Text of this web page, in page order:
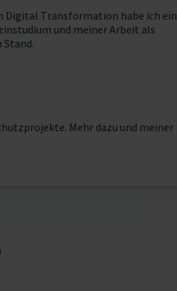
Digital Transformation habe ich ein
und meiner Arbeit als
Mehr dazu und meiner